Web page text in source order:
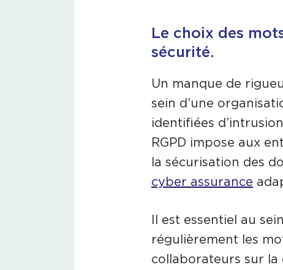
Le choix des
sécurité.
Un manque de
sein d’une
identifiées
RGPD impose aux
la sécurisation des
cyber assurance
Il est essentiel au
régulièrement les
collaborateurs sur la